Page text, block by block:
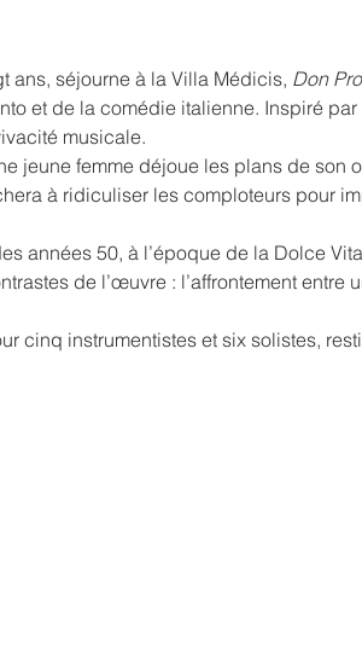
ans, séjourne à la Villa Médicis, Don
et de la comédie italienne. Inspiré par
musicale.
jeune femme déjoue les plans de son
à ridiculiser les comploteurs pour
années 50, à l’époque de la Dolce
de l’œuvre : l’affrontement entre
cinq instrumentistes et six solistes,